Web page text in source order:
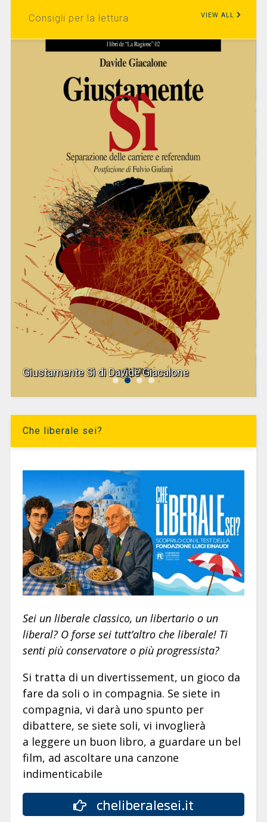
Consigli per la lettura VIEW ALL
Giustamente Sì di Davide Giacalone
Che liberale sei?
Sei un liberale classico, un libertario o un
liberal? O forse sei tutt’altro che liberale! Ti
senti più conservatore o più progressista?
Si tratta di un divertissement, un gioco da
fare da soli o in compagnia. Se siete in
compagnia, vi darà uno spunto per
dibattere, se siete soli, vi invoglierà
a leggere un buon libro, a guardare un bel
film, ad ascoltare una canzone
indimenticabile
cheliberalesei.it